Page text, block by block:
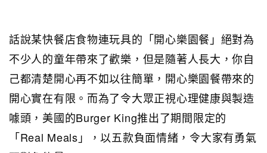
話說某快餐店食物連玩具的「開心樂園餐」絕對為
不少人的童年帶來了歡樂，但是隨著人長大，你自
己都清楚開心再不如以往簡單，開心樂園餐帶來的
開心實在有限。而為了令大眾正視心理健康與製造
噱頭，美國的Burger King推出了期間限定的
「Real Meals」，以五款負面情緒，令大家有勇氣